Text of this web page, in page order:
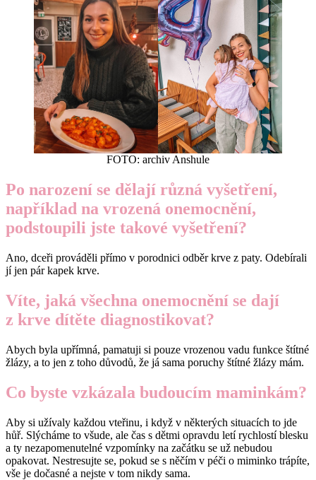
FOTO: archiv Anshule
Po narození se dělají různá vyšetření,
například na vrozená onemocnění,
podstoupili jste takové vyšetření?
Ano, dceři prováděli přímo v porodnici odběr krve z paty. Odebírali
jí jen pár kapek krve.
Víte, jaká všechna onemocnění se dají
z krve dítěte diagnostikovat?
Abych byla upřímná, pamatuji si pouze vrozenou vadu funkce štítné
žlázy, a to jen z toho důvodů, že já sama poruchy štítné žlázy mám.
Co byste vzkázala budoucím maminkám?
Aby si užívaly každou vteřinu, i když v některých situacích to jde
hůř. Slýcháme to všude, ale čas s dětmi opravdu letí rychlostí blesku
a ty nezapomenutelné vzpomínky na začátku se už nebudou
opakovat. Nestresujte se, pokud se s něčím v péči o miminko trápíte,
vše je dočasné a nejste v tom nikdy sama.